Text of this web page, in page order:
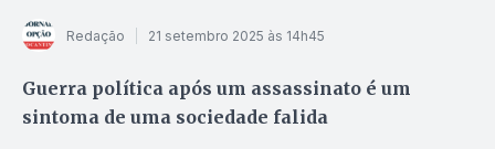
Redação 21 setembro 2025 às 14h45
Guerra política após um assassinato é um
sintoma de uma sociedade falida